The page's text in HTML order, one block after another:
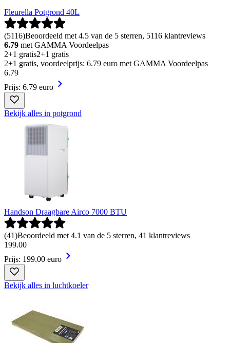
Fleurella Potgrond 40L
(5116)Beoordeeld met 4.5 van de 5 sterren, 5116 klantreviews
6.79 met GAMMA Voordeelpas
2+1 gratis2+1 gratis
2+1 gratis, voordeelprijs: 6.79 euro met GAMMA Voordeelpas
6.79
Prijs: 6.79 euro
Bekijk alles in potgrond
Handson Draagbare Airco 7000 BTU
(41)Beoordeeld met 4.1 van de 5 sterren, 41 klantreviews
199.00
Prijs: 199.00 euro
Bekijk alles in luchtkoeler